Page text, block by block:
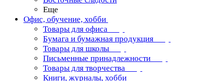
Еще
Офис, обучение, хобби
Товары для офиса
Бумага и бумажная продукция
Товары для школы
Письменные принадлежности
Товары для творчества
Книги, журналы, хобби